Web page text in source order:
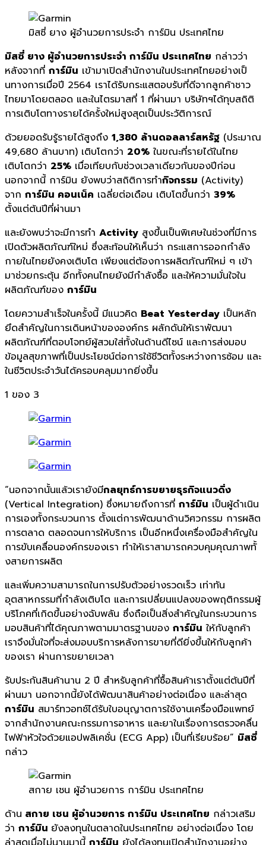
มิสซี่ ยาง ผู้อำนวยการประจำ การ์มิน ประเทศไทย
มิสซี่ ยาง ผู้อำนวยการประจำ การ์มิน ประเทศไทย กล่าวว่า
หลังจากที่ การ์มิน เข้ามาเปิดสำนักงานในประเทศไทยอย่างเป็
นทางการเมื่อปี 2564 เราได้รับกระแสตอบรับที่ดีจากลูกค้าชาว
ไทยมาโดยตลอด และในไตรมาสที่ 1 ที่ผ่านมา บริษัทฯได้ทุบสถิติ
การเติบโตทางรายได้ครั้งใหม่สูงสุดเป็นประวัติการณ์
ด้วยยอดรับรู้รายได้สูงถึง 1,380 ล้านดอลลาร์สหรัฐ (ประมาณ
49,680 ล้านบาท) เติบโตกว่า 20% ในขณะที่รายได้ในไทย
เติบโตกว่า 25% เมื่อเทียบกับช่วงเวลาเดียวกันของปีก่อน
นอกจากนี้ การ์มิน ยังพบว่าสถิติการทำกิจกรรม (Activity)
จาก การ์มิน คอนเน็ค เฉลี่ยต่อเดือน เติบโตขึ้นกว่า 39%
ตั้งแต่ต้นปีที่ผ่านมา
และยังพบว่าจะมีการทำ Activity สูงขึ้นเป็นพิเศษในช่วงที่มีการ
เปิดตัวผลิตภัณฑ์ใหม่ ซึ่งสะท้อนให้เห็นว่า กระแสการออกกำลัง
กายในไทยยังคงเติบโต เพียงแต่ต้องการผลิตภัณฑ์ใหม่ ๆ เข้า
มาช่วยกระตุ้น อีกทั้งคนไทยยังมีกำลังซื้อ และให้ความมั่นใจใน
ผลิตภัณฑ์ของ การ์มิน
โดยความสำเร็จในครั้งนี้ มีแนวคิด Beat Yesterday เป็นหลัก
ยึดสำคัญในการเดินหน้าขององค์กร ผลักดันให้เราพัฒนา
ผลิตภัณฑ์ที่ตอบโจทย์ผู้สวมใส่ทั้งในด้านดีไซน์ และการส่งมอบ
ข้อมูลสุขภาพที่เป็นประโยชน์ต่อการใช้ชีวิตทั้งระหว่างการซ้อม และ
ในชีวิตประจำวันได้ครอบคลุมมากยิ่งขึ้น
1 ของ 3
“นอกจากนั้นแล้วเรายังมีกลยุทธ์การขยายธุรกิจแนวดิ่ง
(Vertical Integration) ซึ่งหมายถึงการที่ การ์มิน เป็นผู้ดำเนิน
การเองทั้งกระบวนการ ตั้งแต่การพัฒนาด้านวิศวกรรม การผลิต
การตลาด ตลอดจนการให้บริการ เป็นอีกหนึ่งเครื่องมือสำคัญใน
การขับเคลื่อนองค์กรของเรา ทำให้เราสามารถควบคุมคุณภาพทั้
งสายการผลิต
และเพิ่มความสามารถในการปรับตัวอย่างรวดเร็ว เท่าทัน
อุตสาหกรรมที่กำลังเติบโต และการเปลี่ยนแปลงของพฤติกรรมผู้
บริโภคที่เกิดขึ้นอย่างฉับพลัน ซึ่งถือเป็นสิ่งสำคัญในกระบวนการ
มอบสินค้าที่ได้คุณภาพตามมาตรฐานของ การ์มิน ให้กับลูกค้า
เราจึงมั่นใจที่จะส่งมอบบริการหลังการขายที่ดียิ่งขึ้นให้กับลูกค้า
ของเรา ผ่านการขยายเวลา
รับประกันสินค้านาน 2 ปี สำหรับลูกค้าที่ซื้อสินค้าเราตั้งแต่ต้นปีที่
ผ่านมา นอกจากนี้ยังได้พัฒนาสินค้าอย่างต่อเนื่อง และล่าสุด
การ์มิน สมาร์ทวอทช์ได้รับใบอนุญาตการใช้งานเครื่องมือแพทย์
จากสำนักงานคณะกรรมการอาหาร และยาในเรื่องการตรวจคลื่น
ไฟฟ้าหัวใจด้วยแอปพลิเคชั่น (ECG App) เป็นที่เรียบร้อย” มิสซี่
กล่าว
สกาย เชน ผู้อำนวยการ การ์มิน ประเทศไทย
ด้าน สกาย เชน ผู้อำนวยการ การ์มิน ประเทศไทย กล่าวเสริม
ว่า การ์มิน ยังลงทุนในตลาดในประเทศไทย อย่างต่อเนื่อง โดย